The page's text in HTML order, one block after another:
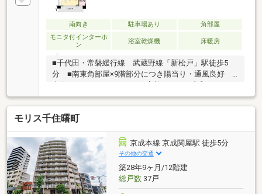
南向き 駐車場あり
角部屋
モニタ付インターホ
ン
浴室乾燥機 床暖房
■千代田・常磐緩行線 武蔵野線「新松戸」駅徒歩5
分 ■南東角部屋×9階部分につき陽当り・通風良好 ■
て収納できる約1.4帖のファミリークローゼット付き
■各居室・廊下部分にクロークあり、収納充実 ■ペッ
ト飼育可（飼育細則あり） ■スーパー・コンビニ・
総合病院・ドラッグストアが徒歩10分圏内に揃う住環
境
モリス千住曙町
京成本線 京成関屋駅 徒歩5分
その他の交通
築28年9ヶ月/12階建
総戸数37戸